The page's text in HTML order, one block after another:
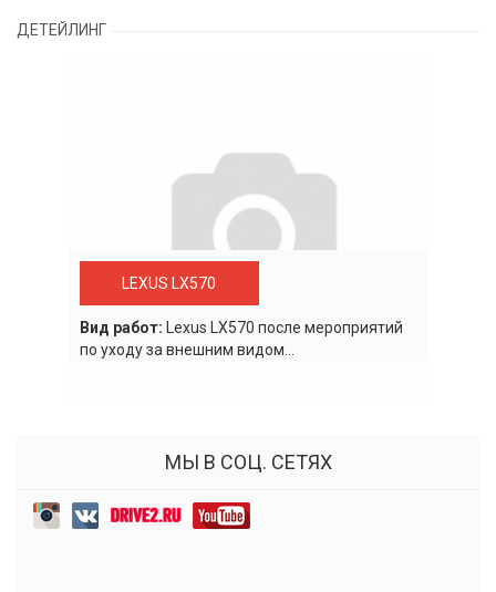
ДЕТЕЙЛИНГ
LEXUS LX570
Вид работ: Lexus LХ570 после мероприятий
по уходу за внешним видом...
МЫ В СОЦ. СЕТЯХ